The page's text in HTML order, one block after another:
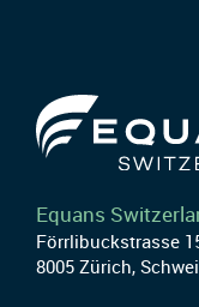
Equans
Förrlibuckstrasse
8005 Zürich,